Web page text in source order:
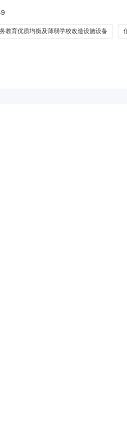
资格条件1.满足《中华人民共和国政
团体
教育优质均衡及薄弱学校改造设施设备